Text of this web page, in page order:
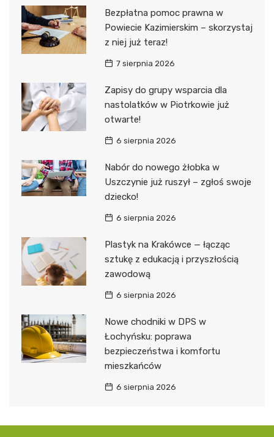
Bezpłatna pomoc prawna w
Powiecie Kazimierskim – skorzystaj
z niej już teraz!
7 sierpnia 2026
Zapisy do grupy wsparcia dla
nastolatków w Piotrkowie już
otwarte!
6 sierpnia 2026
Nabór do nowego żłobka w
Uszczynie już ruszył – zgłoś swoje
dziecko!
6 sierpnia 2026
Plastyk na Krakówce — łącząc
sztukę z edukacją i przyszłością
zawodową
6 sierpnia 2026
Nowe chodniki w DPS w
Łochyńsku: poprawa
bezpieczeństwa i komfortu
mieszkańców
6 sierpnia 2026